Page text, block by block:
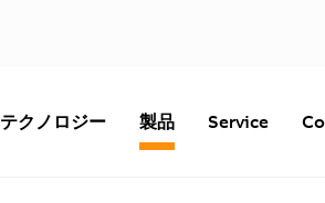
テクノロジー 製品 Service